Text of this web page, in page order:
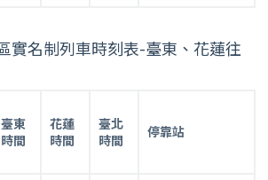
實名制列車時刻表-臺東、花蓮往
臺東
時間
花蓮
時間
臺北
時間
停靠站